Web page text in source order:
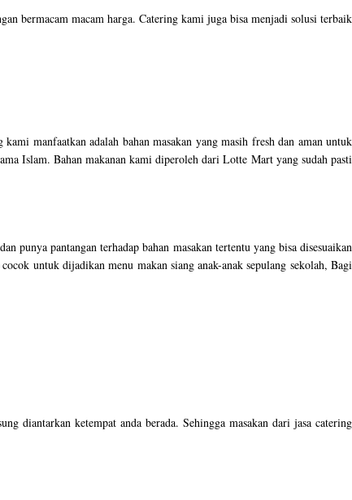
bermacam macam harga. Catering kami juga bisa menjadi solusi terbaik
manfaatkan adalah bahan masakan yang masih fresh dan aman untuk
Islam. Bahan makanan kami diperoleh dari Lotte Mart yang sudah pasti
punya pantangan terhadap bahan masakan tertentu yang bisa disesuaikan
untuk dijadikan menu makan siang anak-anak sepulang sekolah, Bagi
diantarkan ketempat anda berada. Sehingga masakan dari jasa catering